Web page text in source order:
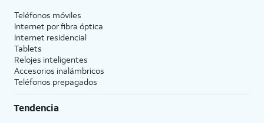
Teléfonos móviles
Internet por fibra óptica
Internet residencial
Tablets
Relojes inteligentes
Accesorios inalámbricos
Teléfonos prepagados
Tendencia